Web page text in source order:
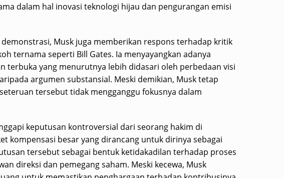
dalam hal inovasi teknologi hijau dan pengurangan emisi
Musk juga memberikan respons terhadap kritik
ternama seperti Bill Gates. Ia menyayangkan adanya
terbuka yang menurutnya lebih didasari oleh perbedaan visi
argumen substansial. Meski demikian, Musk tetap
tersebut tidak mengganggu fokusnya dalam
keputusan kontroversial dari seorang hakim di
kompensasi besar yang dirancang untuk dirinya sebagai
tersebut sebagai bentuk ketidakadilan terhadap proses
direksi dan pemegang saham. Meski kecewa, Musk